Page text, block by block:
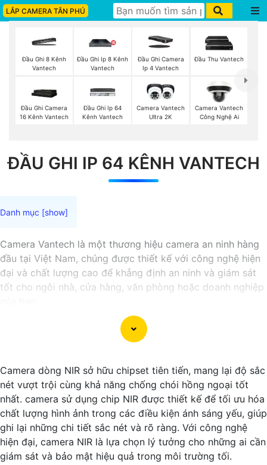
LẮP CAMERA TÂN PHÚ
Đầu Ghi 8 Kênh
Vantech
Đầu Ghi Ip 8 Kênh
Vantech
Đầu Ghi Camera
Ip 4 Vantech
Đầu Thu Vantech
Đầu Ghi Camera
16 Kênh Vantech
Đầu Ghi Ip 64
Kênh Vantech
Camera Vantech
Ultra 2K
Camera Vantech
Công Nghệ Ai
ĐẦU GHI IP 64 KÊNH VANTECH
Camera Vantech là một thương hiệu camera an ninh hàng
đầu tại Việt Nam, chúng được thiết kế với công nghệ hiện
đại và chất lượng cao để khẳng định an ninh và giám sát
tốt cho ngôi nhà, cửa hàng, văn phòng hoặc doanh nghiệp
Vantech Việt Nam cung cấp các dòng sản phẩm camera
giám sát chất lượng cao như camera IP, camera HD-TVI,
camera AHD, camera wifi, camera thông minh, và nhiều
tiêu chuẩn chất lượng cao, đáng tin cậy và dễ sử dụng.
Điểm mạnh của Camera Vantech là chất lượng dịch vụ tốt
và hỗ trợ khách hàng chu đáo. Đội ngũ nhân viên kỹ thuật
chuyên nghiệp của Vantech sẽ giúp bạn lựa chọn giải pháp
camera phù hợp với nhu cầu và ngân sách của bạn.
Nếu bạn đang tìm kiếm một giải pháp giám sát an ninh tốt
cho ngôi nhà hoặc doanh nghiệp của mình, Camera
Camera dòng NIR sở hữu chipset tiên tiến, mang lại độ sắc
nét vượt trội cùng khả năng chống chói hồng ngoại tốt
nhất. camera sử dụng chip NIR được thiết kế để tối ưu hóa
chất lượng hình ảnh trong các điều kiện ánh sáng yếu, giúp
ghi lại những chi tiết sắc nét và rõ ràng. Với công nghệ
hiện đại, camera NIR là lựa chọn lý tưởng cho những ai cần
giám sát và bảo mật hiệu quả trong môi trường tối.